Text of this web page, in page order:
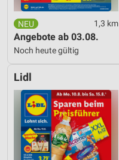
1,3 km
Angebote ab 03.08.
Noch heute gültig
Lidl